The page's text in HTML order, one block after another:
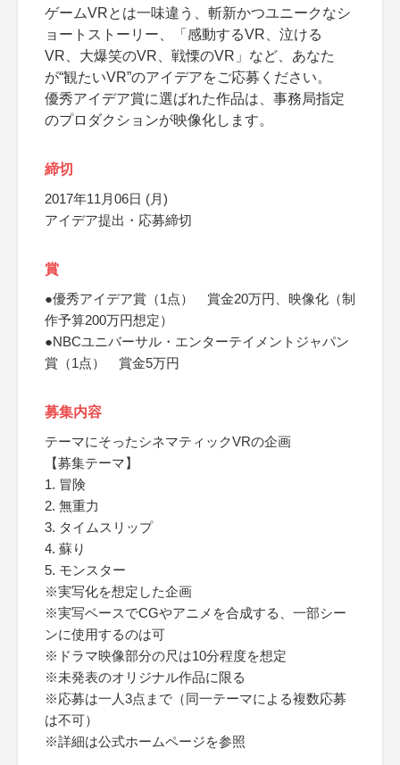
ゲームVRとは一味違う、斬新かつユニークなシ
ョートストーリー、「感動するVR、泣ける
VR、大爆笑のVR、戦慄のVR」など、あなた
が“観たいVR”のアイデアをご応募ください。
優秀アイデア賞に選ばれた作品は、事務局指定
のプロダクションが映像化します。
締切
2017年11月06日 (月)
アイデア提出・応募締切
賞
●優秀アイデア賞（1点） 賞金20万円、映像化（制
作予算200万円想定）
●NBCユニバーサル・エンターテイメントジャパン
賞（1点） 賞金5万円
募集内容
テーマにそったシネマティックVRの企画
【募集テーマ】
1. 冒険
2. 無重力
3. タイムスリップ
4. 蘇り
5. モンスター
※実写化を想定した企画
※実写ベースでCGやアニメを合成する、一部シー
ンに使用するのは可
※ドラマ映像部分の尺は10分程度を想定
※未発表のオリジナル作品に限る
※応募は一人3点まで（同一テーマによる複数応募
は不可）
※詳細は公式ホームページを参照